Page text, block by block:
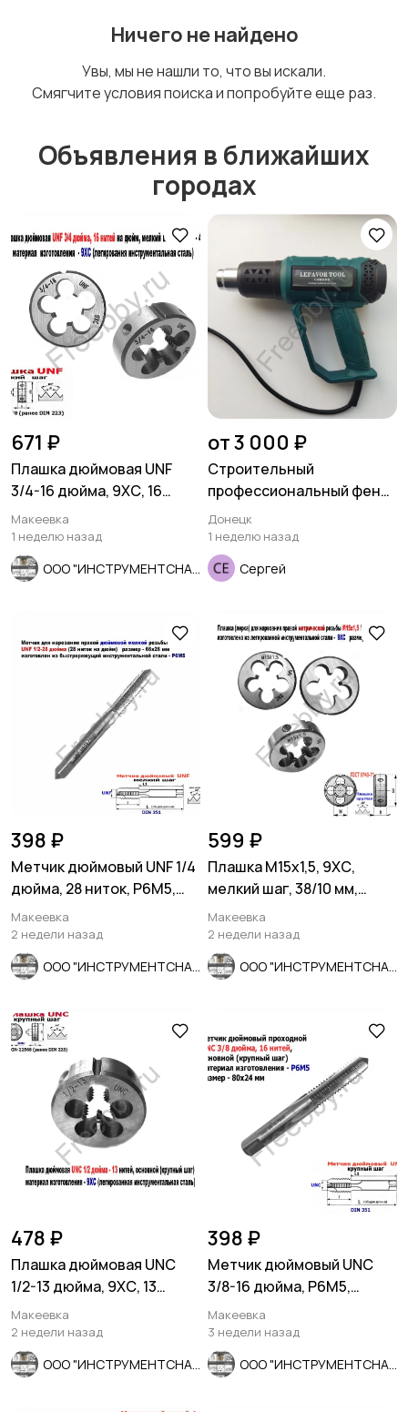
водоснабжение
ы
материалы и
оснастка
Ничего не найдено
Увы, мы не нашли то, что вы искали.
Смягчите условия поиска и попробуйте еще раз.
Объявления в ближайших
городах
671 ₽
Плашка дюймовая UNF
3/4-16 дюйма, 9ХС, 16
нитей, мелкий шаг, 45/14
мм
Макеевка
1 неделю назад
от 3 000 ₽
Строительный
профессиональный фен
2000 Вт.
Донецк
1 неделю назад
Сергей
398 ₽
Метчик дюймовый UNF 1/4
дюйма, 28 ниток, Р6М5,
мелкий шаг, 66/26 мм.
Макеевка
2 недели назад
599 ₽
Плашка М15х1,5, 9ХС,
мелкий шаг, 38/10 мм,
ГОСТ 7740-71
Макеевка
2 недели назад
478 ₽
Плашка дюймовая UNC
1/2-13 дюйма, 9ХС, 13
ниток, 38/14 мм, DIN 223
Макеевка
2 недели назад
398 ₽
Метчик дюймовый UNC
3/8-16 дюйма, Р6М5,
штучный, 16 ниток 80/24
мм.
Макеевка
3 недели назад